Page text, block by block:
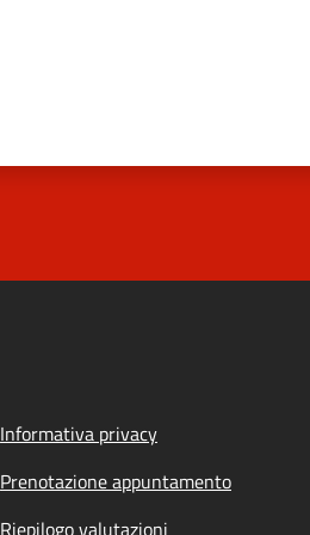
Informativa privacy
Prenotazione appuntamento
Riepilogo valutazioni